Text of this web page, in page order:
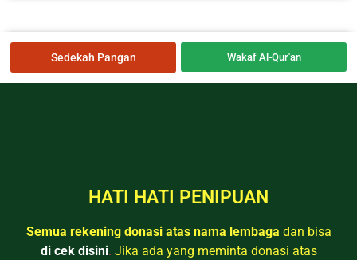
Sedekah Pangan Wakaf Al-Qur'an
HATI HATI PENIPUAN
Semua rekening donasi atas nama lembaga dan bisa
di cek disini. Jika ada yang meminta donasi atas